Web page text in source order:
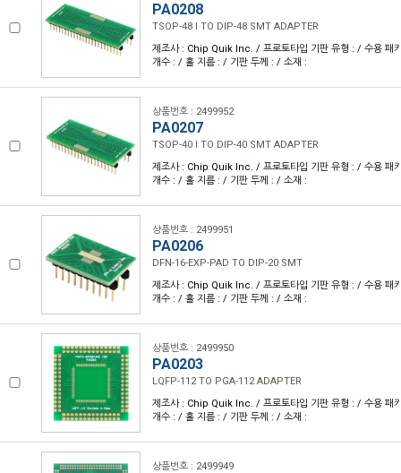
PA0208
TSOP-48 I TO DIP-48 SMT ADAPTER
제조사 : Chip Quik Inc. / 프로토타입 기판 유형 : / 수용 패
개수 : / 홀 지름 : / 기판 두께 : / 소재 :
상품번호 : 2499952
PA0207
TSOP-40 I TO DIP-40 SMT ADAPTER
제조사 : Chip Quik Inc. / 프로토타입 기판 유형 : / 수용 패
개수 : / 홀 지름 : / 기판 두께 : / 소재 :
상품번호 : 2499951
PA0206
DFN-16-EXP-PAD TO DIP-20 SMT
제조사 : Chip Quik Inc. / 프로토타입 기판 유형 : / 수용 패
개수 : / 홀 지름 : / 기판 두께 : / 소재 :
상품번호 : 2499950
PA0203
LQFP-112 TO PGA-112 ADAPTER
제조사 : Chip Quik Inc. / 프로토타입 기판 유형 : / 수용 패
개수 : / 홀 지름 : / 기판 두께 : / 소재 :
상품번호 : 2499949